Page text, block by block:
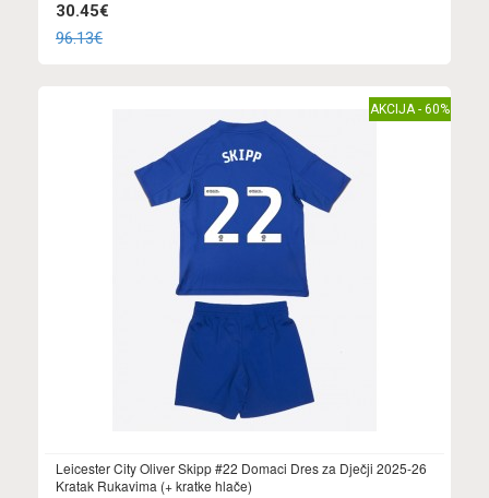
30.45€
96.13€
AKCIJA - 60%
Leicester City Oliver Skipp #22 Domaci Dres za Dječji 2025-26
Kratak Rukavima (+ kratke hlače)